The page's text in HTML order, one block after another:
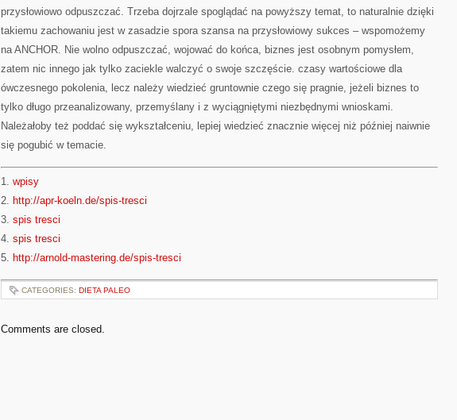
przysłowiowo odpuszczać. Trzeba dojrzale spoglądać na powyższy temat, to naturalnie dzięki
takiemu zachowaniu jest w zasadzie spora szansa na przysłowiowy sukces – wspomożemy
na ANCHOR. Nie wolno odpuszczać, wojować do końca, biznes jest osobnym pomysłem,
zatem nic innego jak tylko zaciekle walczyć o swoje szczęście. czasy wartościowe dla
ówczesnego pokolenia, lecz należy wiedzieć gruntownie czego się pragnie, jeżeli biznes to
tylko długo przeanalizowany, przemyślany i z wyciągniętymi niezbędnymi wnioskami.
Należałoby też poddać się wykształceniu, lepiej wiedzieć znacznie więcej niż później naiwnie
się pogubić w temacie.
1. wpisy
2. http://apr-koeln.de/spis-tresci
3. spis tresci
4. spis tresci
5. http://arnold-mastering.de/spis-tresci
CATEGORIES: DIETA PALEO
Comments are closed.